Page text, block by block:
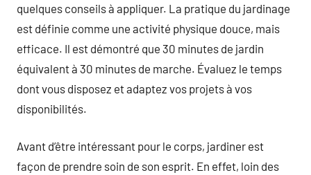
quelques conseils à appliquer. La pratique du jardinage
est définie comme une activité physique douce, mais
efficace. Il est démontré que 30 minutes de jardin
équivalent à 30 minutes de marche. Évaluez le temps
dont vous disposez et adaptez vos projets à vos
disponibilités.
Avant d’être intéressant pour le corps, jardiner est
façon de prendre soin de son esprit. En effet, loin des